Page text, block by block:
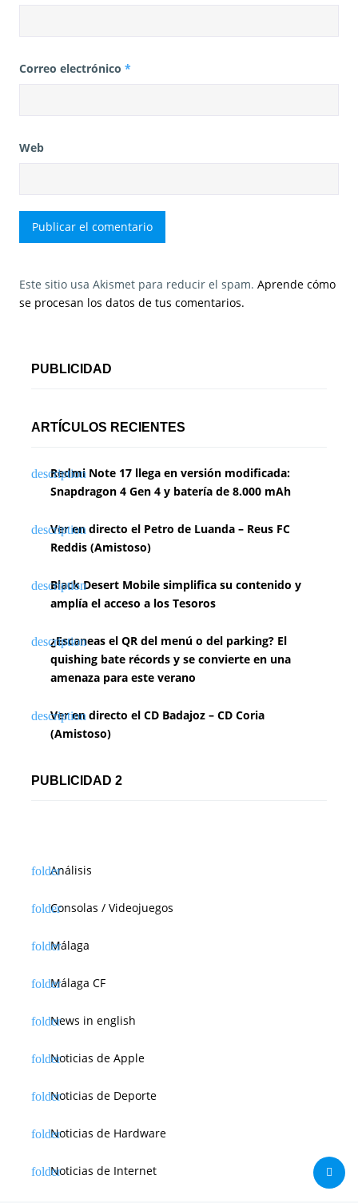
Correo electrónico *
Web
Este sitio usa Akismet para reducir el spam. Aprende cómo
se procesan los datos de tus comentarios.
PUBLICIDAD
ARTÍCULOS RECIENTES
Redmi Note 17 llega en versión modificada:
Snapdragon 4 Gen 4 y batería de 8.000 mAh
Ver en directo el Petro de Luanda – Reus FC
Reddis (Amistoso)
Black Desert Mobile simplifica su contenido y
amplía el acceso a los Tesoros
¿Escaneas el QR del menú o del parking? El
quishing bate récords y se convierte en una
amenaza para este verano
Ver en directo el CD Badajoz – CD Coria
(Amistoso)
PUBLICIDAD 2
Análisis
Consolas / Videojuegos
Málaga
Málaga CF
News in english
Noticias de Apple
Noticias de Deporte
Noticias de Hardware
Noticias de Internet